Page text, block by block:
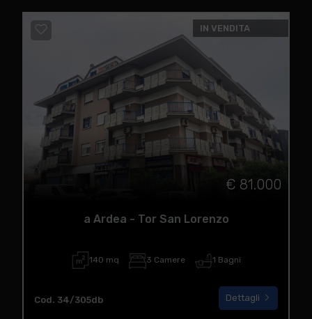
IN VENDITA
€ 81.000
a Ardea - Tor San Lorenzo
140 mq 3 Camere 1 Bagni
Cod. 34/305db Dettagli